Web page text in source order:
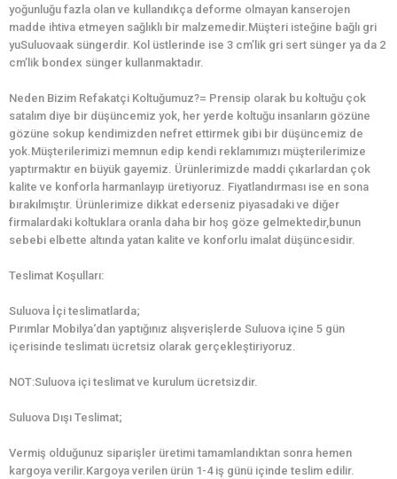
yoğunluğu fazla olan ve kullandıkça deforme olmayan kanserojen
madde ihtiva etmeyen sağlıklı bir malzemedir.Müşteri isteğine bağlı gri
yuSuluovaak süngerdir. Kol üstlerinde ise 3 cm’lik gri sert sünger ya da 2
cm’lik bondex sünger kullanmaktadır.
Neden Bizim Refakatçi Koltuğumuz?= Prensip olarak bu koltuğu çok
satalım diye bir düşüncemiz yok, her yerde koltuğu insanların gözüne
gözüne sokup kendimizden nefret ettirmek gibi bir düşüncemiz de
yok.Müşterilerimizi memnun edip kendi reklamımızı müşterilerimize
yaptırmaktır en büyük gayemiz. Ürünlerimizde maddi çıkarlardan çok
kalite ve konforla harmanlayıp üretiyoruz. Fiyatlandırması ise en sona
bırakılmıştır. Ürünlerimize dikkat ederseniz piyasadaki ve diğer
firmalardaki koltuklara oranla daha bir hoş göze gelmektedir,bunun
sebebi elbette altında yatan kalite ve konforlu imalat düşüncesidir.
Teslimat Koşulları:
Suluova İçi teslimatlarda;
Pırımlar Mobilya‘dan yaptığınız alışverişlerde Suluova içine 5 gün
içerisinde teslimatı ücretsiz olarak gerçekleştiriyoruz.
NOT:Suluova içi teslimat ve kurulum ücretsizdir.
Suluova Dışı Teslimat;
Vermiş olduğunuz siparişler üretimi tamamlandıktan sonra hemen
kargoya verilir.Kargoya verilen ürün 1-4 iş günü içinde teslim edilir.